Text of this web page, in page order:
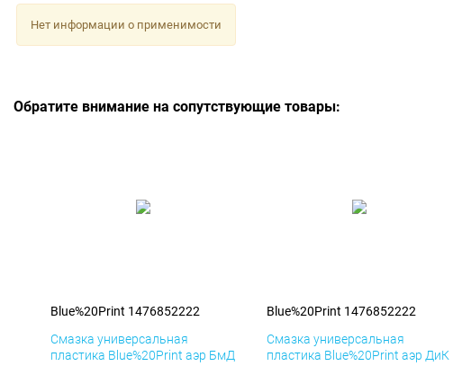
Нет информации о применимости
Обратите внимание на сопутствующие товары:
Blue%20Print 1476852222
Смазка универсальная
пластика Blue%20Print аэр БмД
Blue%20Print 1476852222
Смазка универсальная
пластика Blue%20Print аэр ДиК